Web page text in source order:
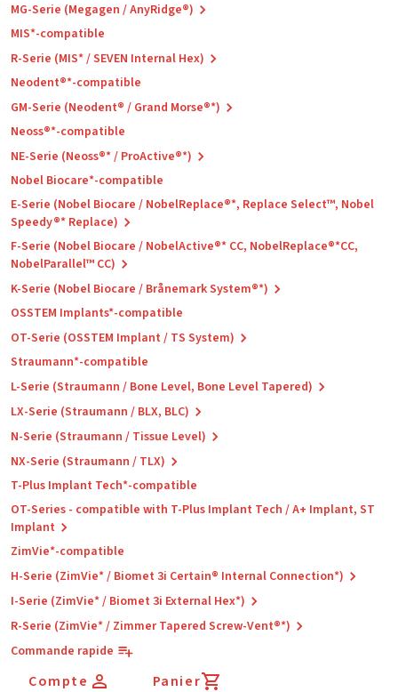
MG-Serie (Megagen / AnyRidge®)
MIS*-compatible
R-Serie (MIS* / SEVEN Internal Hex)
Neodent®*-compatible
GM-Serie (Neodent® / Grand Morse®*)
Neoss®*-compatible
NE-Serie (Neoss®* / ProActive®*)
Nobel Biocare*-compatible
E-Serie (Nobel Biocare / NobelReplace®*, Replace Select™, Nobel
Speedy®* Replace)
F-Serie (Nobel Biocare / NobelActive®* CC, NobelReplace®*CC,
NobelParallel™ CC)
K-Serie (Nobel Biocare / Brånemark System®*)
OSSTEM Implants*-compatible
OT-Serie (OSSTEM Implant / TS System)
Straumann*-compatible
L-Serie (Straumann / Bone Level, Bone Level Tapered)
LX-Serie (Straumann / BLX, BLC)
N-Serie (Straumann / Tissue Level)
NX-Serie (Straumann / TLX)
T-Plus Implant Tech*-compatible
OT-Series - compatible with T-Plus Implant Tech / A+ Implant, ST
Implant
ZimVie*-compatible
H-Serie (ZimVie* / Biomet 3i Certain® Internal Connection*)
I-Serie (ZimVie* / Biomet 3i External Hex*)
R-Serie (ZimVie* / Zimmer Tapered Screw-Vent®*)
Commande rapide
Compte Panier